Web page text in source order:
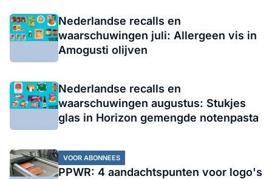
Nederlandse recalls en
waarschuwingen juli: Allergeen vis in
Amogusti olijven
Nederlandse recalls en
waarschuwingen augustus: Stukjes
glas in Horizon gemengde notenpasta
VOOR ABONNEES
PPWR: 4 aandachtspunten voor logo's